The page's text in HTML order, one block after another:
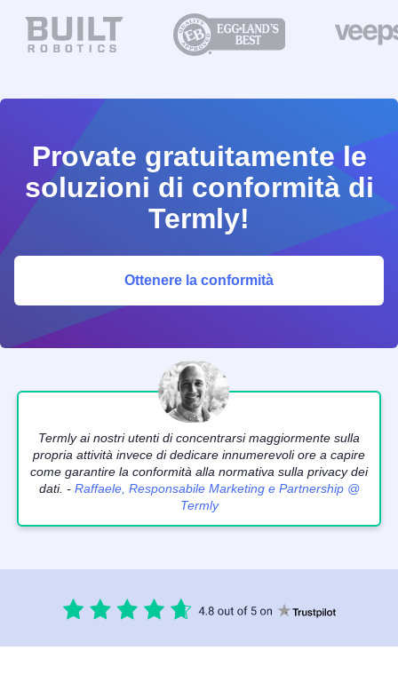
Provate gratuitamente le
soluzioni di conformità di
Termly!
Ottenere la conformità
Termly ai nostri utenti di concentrarsi maggiormente sulla
propria attività invece di dedicare innumerevoli ore a capire
come garantire la conformità alla normativa sulla privacy dei
dati. - Raffaele, Responsabile Marketing e Partnership @
Termly